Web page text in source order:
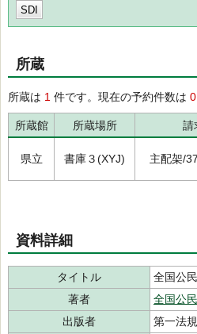
SDI
所蔵
所蔵は 1 件です。現在の予約件数は 0
所蔵館 所蔵場所 請
県立 書庫３(XYJ) 主配架/
資料詳細
タイトル
全国公
著者
全国公
出版者
第一法